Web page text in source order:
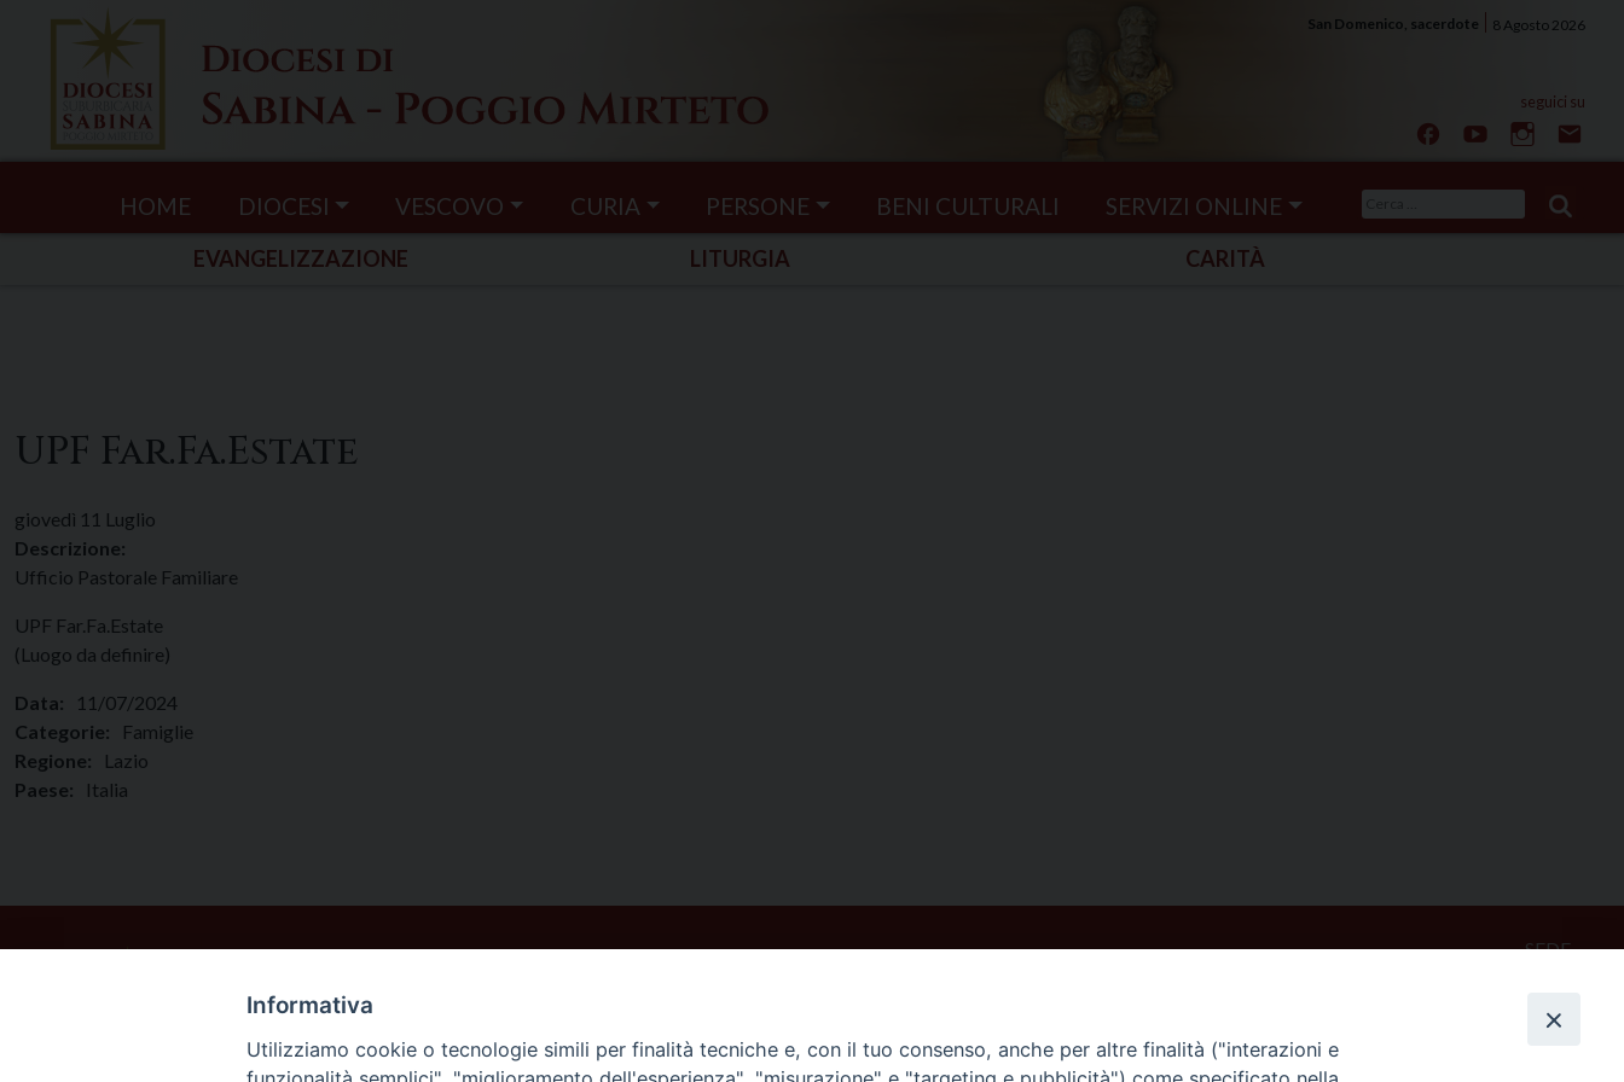
8 Agosto 2026
San Domenico, sacerdote
HOME DIOCESI VESCOVO CURIA PERSONE BENI CULTURALI SERVIZI ONLINE
per:
EVANGELIZZAZIONE LITURGIA CARITÀ
UPF Far.Fa.Estate
giovedì 11 Luglio
Descrizione:
Ufficio Pastorale Familiare
UPF Far.Fa.Estate
(Luogo da definire)
Data:
11/07/2024
Categorie:
Famiglie
Regione:
Lazio
Paese:
Italia
SEDE
02047 Poggio Mirteto (Rieti)
Informativa
Utilizziamo cookie o tecnologie simili per finalità tecniche e, con il tuo consenso, anche per altre finalità ("interazioni e